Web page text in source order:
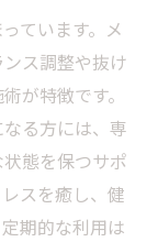
ています。メ
ス調整や抜け
が特徴です。
る方には、専
態を保つサポ
スを癒し、健
期的な利用は